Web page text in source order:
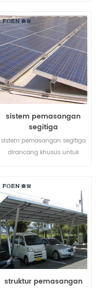
mudah, catu daya besar,
stabil dan begitu seterusnya.
sistem pemasangan
segitiga
sistem pemasangan segitiga
dirancang khusus untuk
energi hijau yang dapat
disesuaikan yang
menyediakan kebutuhan
daya seluruh gedung.
struktur pemasangan